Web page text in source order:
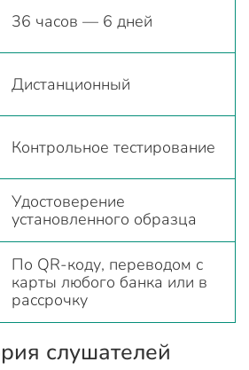
36 часов — 6 дней
Дистанционный
Контрольное тестирование
Удостоверение
установленного образца
По QR-коду, переводом с
карты любого банка или в
рассрочку
слушателей